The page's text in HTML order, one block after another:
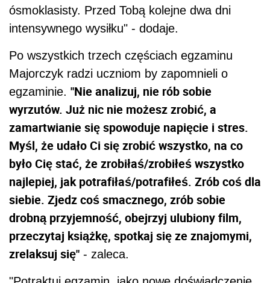
ósmoklasisty. Przed Tobą kolejne dwa dni
intensywnego wysiłku" - dodaje.
Po wszystkich trzech częściach egzaminu
Majorczyk radzi uczniom by zapomnieli o
egzaminie. "Nie analizuj, nie rób sobie
wyrzutów. Już nic nie możesz zrobić, a
zamartwianie się spowoduje napięcie i stres.
Myśl, że udało Ci się zrobić wszystko, na co
było Cię stać, że zrobiłaś/zrobiłeś wszystko
najlepiej, jak potrafiłaś/potrafiłeś. Zrób coś dla
siebie. Zjedz coś smacznego, zrób sobie
drobną przyjemność, obejrzyj ulubiony film,
przeczytaj książkę, spotkaj się ze znajomymi,
zrelaksuj się" - zaleca.